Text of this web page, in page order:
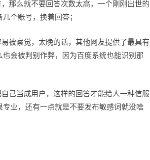
那么就不要回答次数太高，一个刚刚出世的
个账号，换着回答；
被察觉，太晚的话，其他网友提供了最具有
会被判别作弊，因为百度系统也能识别那
己当成用户，这样的回答才能给人一种信服
业，还有一点就是不要发布敏感词就没啥